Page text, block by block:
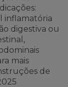
inflamatória
digestiva ou
mais
de